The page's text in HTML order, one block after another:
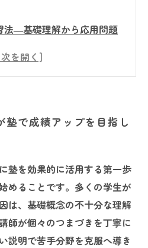
法―基礎理解から応用問題
た私が伝えたい、塾活用
！塾で着実に成績を伸ば
績アップを叶える数学テ
塾で成績アップを目指し
塾を効果的に活用する第一歩
めることです。多くの学生が
は、基礎概念の不十分な理解
師が個々のつまづきを丁寧に
説明で苦手分野を克服へ導き